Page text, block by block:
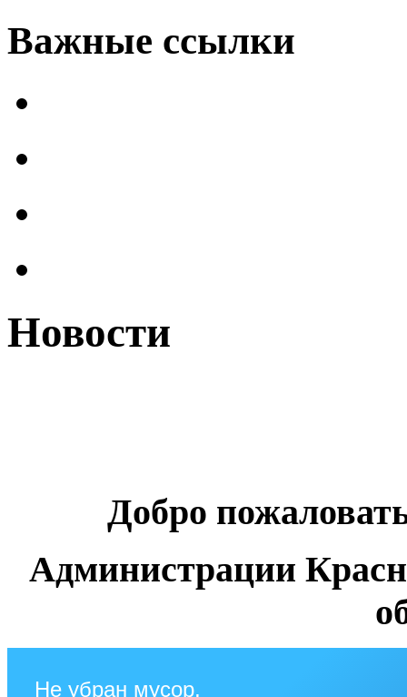
Важные ссылки
Новости
Добро
Администрации
Не убран мусор,